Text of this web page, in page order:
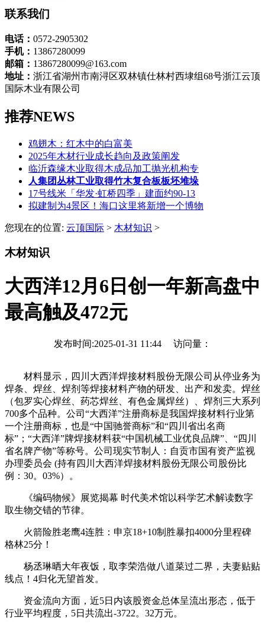
联系我们
电话： 0572-2905302
手机： 13867280099
邮箱： 13867280099@163.com
地址： 浙江省湖州市南浔区双林镇仕林村西埭组68号浙江云顶
国际木业有限公司
推荐NEWS
鸡翅木：红木中的白富美
2025年木材行业成长趋向及政策阐发
临沂森缘木业取得木成品加工抛光机构专
人集团丛林工业取得竹木复合板板坯堆垛
17号线米「华发·虹桥四季」建面约90-13
拟建制为4景区！海口这里将新增一个博物
您现在的位置: 云顶国际 > 木材知识 >
木材知识
大西洋12月6日创一年新高盘中
最高触及472元
发布时间:2025-01-31 11:44 访问量：
材料显示，四川大西洋焊接材料股份无限公司从停业务为
焊条、焊丝、焊剂等焊接材料产物的研发、出产和发卖。焊丝
（包罗实心焊丝、药芯焊丝、有色金属焊丝）、焊剂三大系列
700多个品种。公司“大西洋”注册商标是我国焊接材料行业第
一个注册商标，也是“中国驰誉商标”和“四川省出名商
标”；“大西洋”牌焊接材料获“中国机械工业优良品牌”、“四川
省名牌产物”等称号。公司现实节制人：自贡市国有资产监视
办理委员会 (持有四川大西洋焊接材料股份无限公司股份比
例：30。03%）。
《编码物候》展览揭幕 时代美术馆以科学艺术解读数字
取生物交错的节律。
火箭险胜老鹰4连胜：申京18+10制胜暴扣4000分里程碑
格林25分！
杨丞琳晒大年夜饭，取李荣浩做八道菜过二界，夫妻贴贴
线点！4归化无望首发。
资金流向方面，近5日内该股资金总体呈流出形态，低于
行业平均程度，5日共流出-3722。32万元。